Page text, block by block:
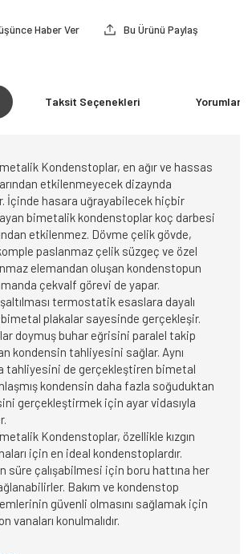
Haber Ver Bu Ürünü Paylaş
Taksit Seçenekleri Yorumlar
Kondenstoplar, en ağır ve hassas
etkilenmeyecek dizaynda
İçinde hasara uğrayabilecek hiçbir
bimetalik kondenstoplar koç darbesi
etkilenmez. Dövme çelik gövde,
paslanmaz çelik süzgeç ve özel
elemandan oluşan kondenstopun
çekvalf görevi de yapar.
termostatik esaslara dayalı
bimetal plakalar sayesinde gerçekleşir.
doymuş buhar eğrisini paralel takip
kondensin tahliyesini sağlar. Aynı
tahliyesini de gerçekleştiren bimetal
kondensin daha fazla soğuduktan
gerçekleştirmek için ayar vidasıyla
Kondenstoplar, özellikle kızgın
için en ideal kondenstoplardır.
süre çalışabilmesi için boru hattına her
Bakım ve kondenstop
güvenli olmasını sağlamak için
vanaları konulmalıdır.